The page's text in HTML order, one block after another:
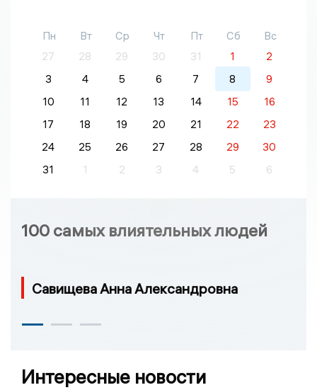
Пн Вт Ср Чт Пт Сб
Вс
27
28 29 30 31 1
2
3
4 5 6 7 8
9
10
11 12 13 14 15
16
17
18 19 20 21 22
23
24
25 26 27 28 29
30
31
1 2 3 4 5 6
100 самых влиятельных людей
Савищева Анна Александровна
Интересные новости